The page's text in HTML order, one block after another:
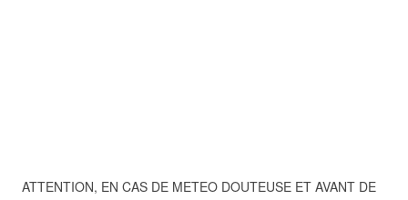
ATTENTION, EN CAS DE METEO DOUTEUSE ET AVANT DE